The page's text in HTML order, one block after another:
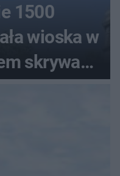
1500
wioska w
skrywa
nawet król